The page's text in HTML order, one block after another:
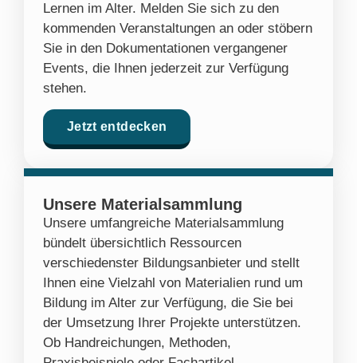
Lernen im Alter. Melden Sie sich zu den
kommenden Veranstaltungen an oder stöbern
Sie in den Dokumentationen vergangener
Events, die Ihnen jederzeit zur Verfügung
stehen.
Jetzt entdecken
Unsere Materialsammlung
Unsere umfangreiche Materialsammlung
bündelt übersichtlich Ressourcen
verschiedenster Bildungsanbieter und stellt
Ihnen eine Vielzahl von Materialien rund um
Bildung im Alter zur Verfügung, die Sie bei
der Umsetzung Ihrer Projekte unterstützen.
Ob Handreichungen, Methoden,